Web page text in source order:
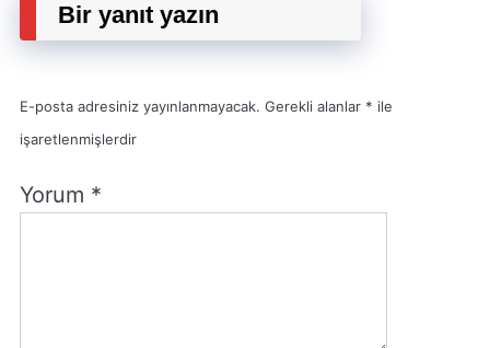
Bir yanıt yazın
E-posta adresiniz yayınlanmayacak. Gerekli alanlar * ile
işaretlenmişlerdir
Yorum *